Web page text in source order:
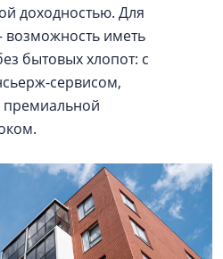
доходностью. Для
возможность иметь
бытовых хлопот: с
сервисом,
премиальной